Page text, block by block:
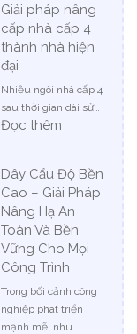
Giải pháp nâng
cấp nhà cấp 4
thành nhà hiện
đại
Nhiều ngôi nhà cấp 4
sau thời gian dài sử…
Đọc thêm:
nâng
cấp
nhà
cấp
4
thành
nhà
hiện
đại
Dây Cẩu Độ Bền
Cao – Giải Pháp
Nâng Hạ An
Toàn Và Bền
Vững Cho Mọi
Công Trình
Trong bối cảnh công
nghiệp phát triển
mạnh mẽ, nhu…